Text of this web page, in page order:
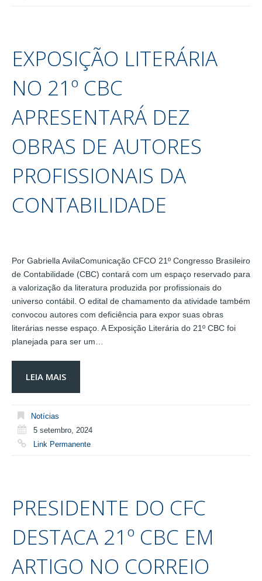
EXPOSIÇÃO LITERÁRIA
NO 21º CBC
APRESENTARÁ DEZ
OBRAS DE AUTORES
PROFISSIONAIS DA
CONTABILIDADE
Por Gabriella AvilaComunicação CFCO 21º Congresso Brasileiro
de Contabilidade (CBC) contará com um espaço reservado para
a valorização da literatura produzida por profissionais do
universo contábil. O edital de chamamento da atividade também
convocou autores com deficiência para expor suas obras
literárias nesse espaço. A Exposição Literária do 21º CBC foi
planejada para ser um…
LEIA MAIS
Notícias
5 setembro, 2024
Link Permanente
PRESIDENTE DO CFC
DESTACA 21º CBC EM
ARTIGO NO CORREIO